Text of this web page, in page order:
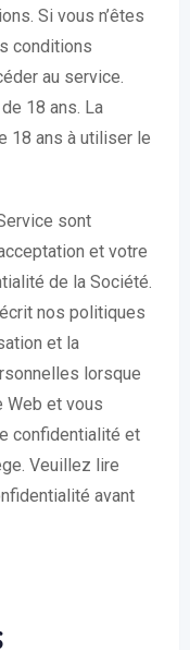
Si vous n’êtes
conditions
au service.
18 ans. La
18 ans à utiliser le
sont
et votre
de la Société.
nos politiques
et la
lorsque
Web et vous
confidentialité et
Veuillez lire
avant